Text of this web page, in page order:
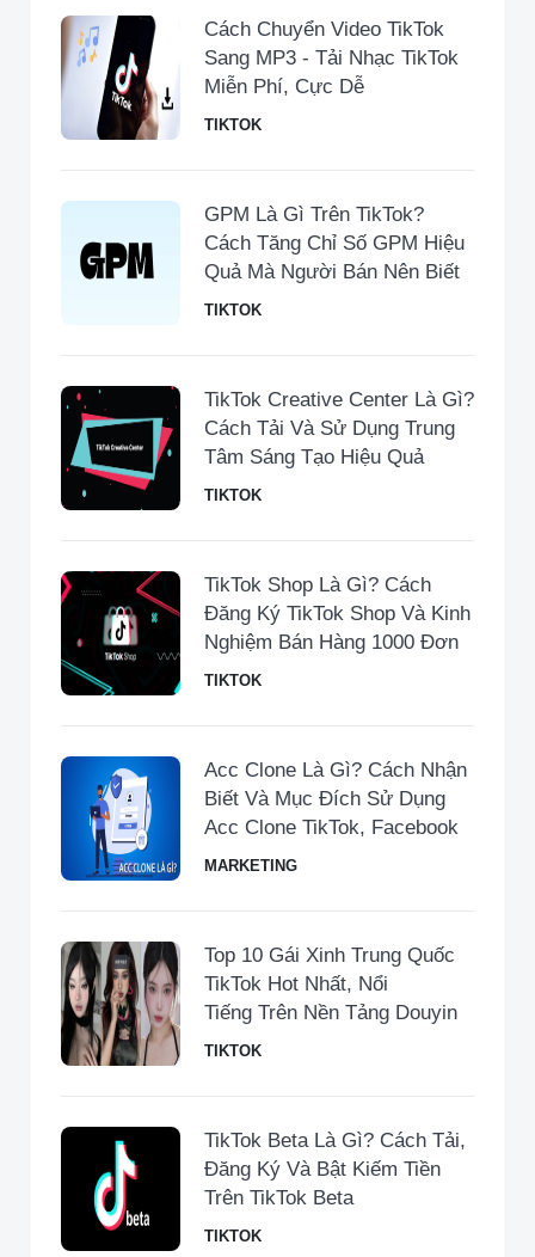
Cách Chuyển Video TikTok
Sang MP3 - Tải Nhạc TikTok
Miễn Phí, Cực Dễ
TIKTOK
GPM Là Gì Trên TikTok?
Cách Tăng Chỉ Số GPM Hiệu
Quả Mà Người Bán Nên Biết
TIKTOK
TikTok Creative Center Là Gì?
Cách Tải Và Sử Dụng Trung
Tâm Sáng Tạo Hiệu Quả
TIKTOK
TikTok Shop Là Gì? Cách
Đăng Ký TikTok Shop Và Kinh
Nghiệm Bán Hàng 1000 Đơn
TIKTOK
Acc Clone Là Gì? Cách Nhận
Biết Và Mục Đích Sử Dụng
Acc Clone TikTok, Facebook
MARKETING
Top 10 Gái Xinh Trung Quốc
TikTok Hot Nhất, Nổi
Tiếng Trên Nền Tảng Douyin
TIKTOK
TikTok Beta Là Gì? Cách Tải,
Đăng Ký Và Bật Kiếm Tiền
Trên TikTok Beta
TIKTOK